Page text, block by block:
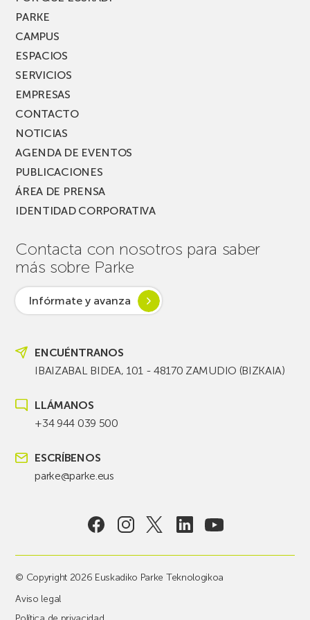
MUSIK
PARKE
CAMPUS
ESPACIOS
SERVICIOS
EMPRESAS
CONTACTO
NOTICIAS
AGENDA DE EVENTOS
PUBLICACIONES
ÁREA DE PRENSA
IDENTIDAD CORPORATIVA
Contacta con nosotros para saber
más sobre Parke
Infórmate y avanza
ENCUÉNTRANOS
IBAIZABAL BIDEA, 101 - 48170 ZAMUDIO (BIZKAIA)
LLÁMANOS
+34 944 039 500
ESCRÍBENOS
parke@parke.eus
© Copyright 2026 Euskadiko Parke Teknologikoa
Aviso legal